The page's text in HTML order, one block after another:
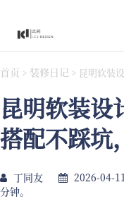
首页 > 装修日记 > 昆明软装
昆明软装设
搭配不踩坑
丁同友 2026-04-
分钟。